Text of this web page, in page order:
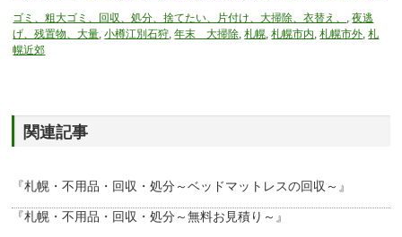
ゴミ、粗大ゴミ、回収、処分、捨てたい、片付け、大掃除、衣替え、 ,夜逃
げ、残置物、大量,小樽江別石狩,年末 大掃除,札幌,札幌市内,札幌市外,札
幌近郊
関連記事
『札幌・不用品・回収・処分～ベッドマットレスの回収～』
『札幌・不用品・回収・処分～無料お見積り～』